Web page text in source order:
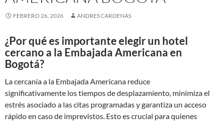
FEBRERO 26, 2026 ANDRES CARDENAS
¿Por qué es importante elegir un hotel
cercano a la Embajada Americana en
Bogotá?
La cercanía a la Embajada Americana reduce
significativamente los tiempos de desplazamiento, minimiza el
estrés asociado a las citas programadas y garantiza un acceso
rápido en caso de imprevistos. Esto es crucial para quienes